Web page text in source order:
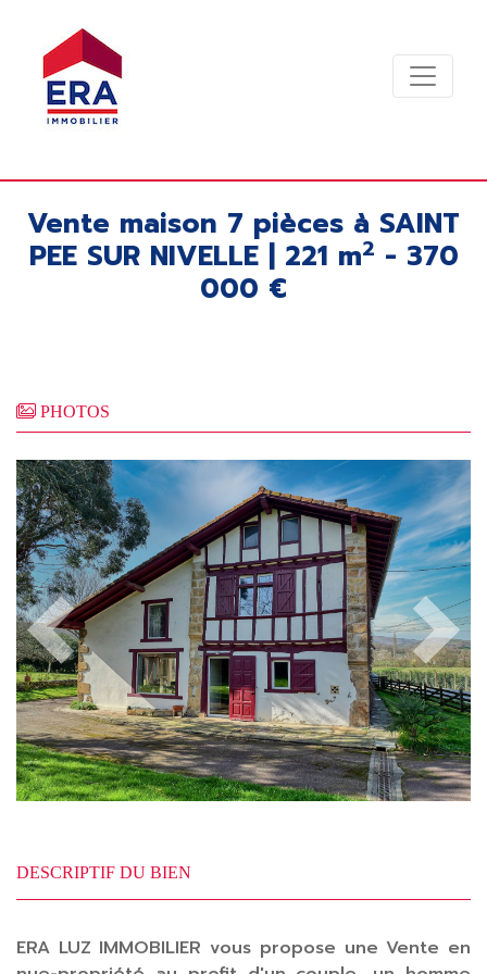
Vente maison 7 pièces à SAINT
PEE SUR NIVELLE | 221 m2 - 370
000 €
PHOTOS
Previous Next
DESCRIPTIF DU BIEN
ERA LUZ IMMOBILIER vous propose une Vente en